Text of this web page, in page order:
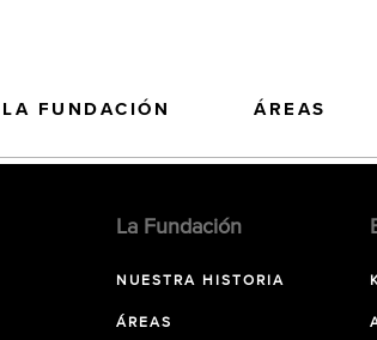
LA FUNDACIÓN ÁREAS
La Fundación
NUESTRA HISTORIA
ÁREAS